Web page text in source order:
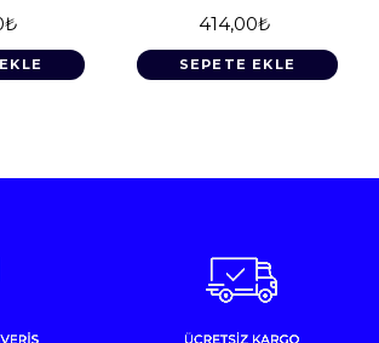
414,00₺
SEPETE EKLE